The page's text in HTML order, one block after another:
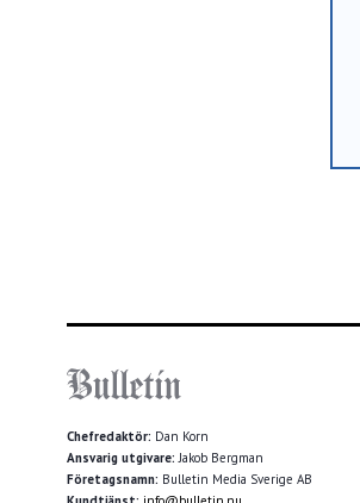
Chefredaktör: Dan Korn
Ansvarig utgivare: Jakob Bergman
Företagsnamn: Bulletin Media Sverige AB